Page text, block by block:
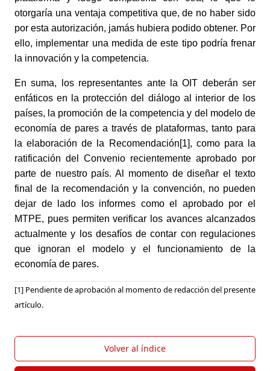
otorgaría una ventaja competitiva que, de no haber sido
por esta autorización, jamás hubiera podido obtener. Por
ello, implementar una medida de este tipo podría frenar
la innovación y la competencia.
En suma, los representantes ante la OIT deberán ser
enfáticos en la protección del diálogo al interior de los
países, la promoción de la competencia y del modelo de
economía de pares a través de plataformas, tanto para
la elaboración de la Recomendación[1], como para la
ratificación del Convenio recientemente aprobado por
parte de nuestro país. Al momento de diseñar el texto
final de la recomendación y la convención, no pueden
dejar de lado los informes como el aprobado por el
MTPE, pues permiten verificar los avances alcanzados
actualmente y los desafíos de contar con regulaciones
que ignoran el modelo y el funcionamiento de la
economía de pares.
[1] Pendiente de aprobación al momento de redacción del presente
artículo.
Volver al índice